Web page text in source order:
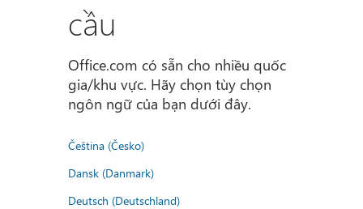
cầu
Office.com có sẵn cho nhiều quốc
gia/khu vực. Hãy chọn tùy chọn
ngôn ngữ của bạn dưới đây.
Čeština (Česko)
Dansk (Danmark)
Deutsch (Deutschland)